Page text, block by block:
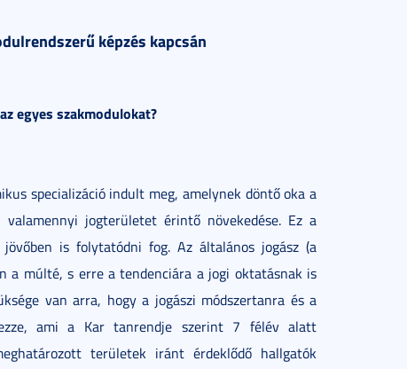
képzés kapcsán
egyes szakmodulokat?
specializáció indult meg, amelynek döntő oka a
valamennyi jogterületet érintő növekedése. Ez a
is folytatódni fog. Az általános jogász (a
a múlté, s erre a tendenciára a jogi oktatásnak is
van arra, hogy a jogászi módszertanra és a
ami a Kar tanrendje szerint 7 félév alatt
területek iránt érdeklődő hallgatók